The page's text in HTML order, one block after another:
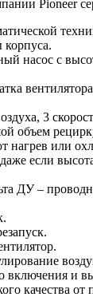
Pioneer
насос c
3
объем
нагрев или
если
ДУ –
включения и
качества от